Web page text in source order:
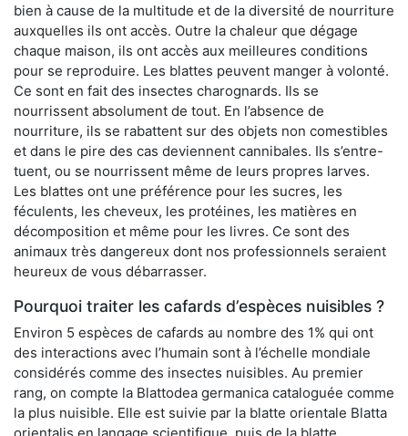
bien à cause de la multitude et de la diversité de nourriture
auxquelles ils ont accès. Outre la chaleur que dégage
chaque maison, ils ont accès aux meilleures conditions
pour se reproduire. Les blattes peuvent manger à volonté.
Ce sont en fait des insectes charognards. Ils se
nourrissent absolument de tout. En l’absence de
nourriture, ils se rabattent sur des objets non comestibles
et dans le pire des cas deviennent cannibales. Ils s’entre-
tuent, ou se nourrissent même de leurs propres larves.
Les blattes ont une préférence pour les sucres, les
féculents, les cheveux, les protéines, les matières en
décomposition et même pour les livres. Ce sont des
animaux très dangereux dont nos professionnels seraient
heureux de vous débarrasser.
Pourquoi traiter les cafards d’espèces nuisibles ?
Environ 5 espèces de cafards au nombre des 1% qui ont
des interactions avec l’humain sont à l’échelle mondiale
considérés comme des insectes nuisibles. Au premier
rang, on compte la Blattodea germanica cataloguée comme
la plus nuisible. Elle est suivie par la blatte orientale Blatta